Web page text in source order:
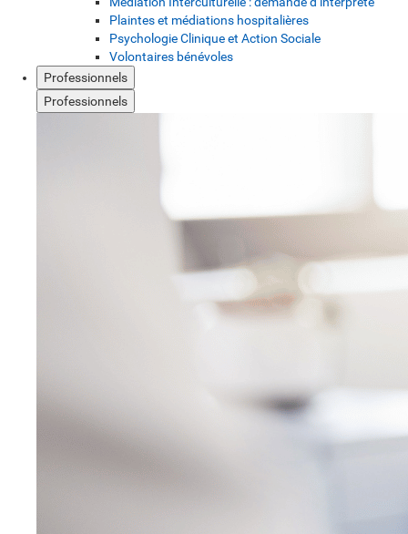
Plaintes et médiations hospitalières
Psychologie Clinique et Action Sociale
Volontaires bénévoles
Professionnels
Professionnels